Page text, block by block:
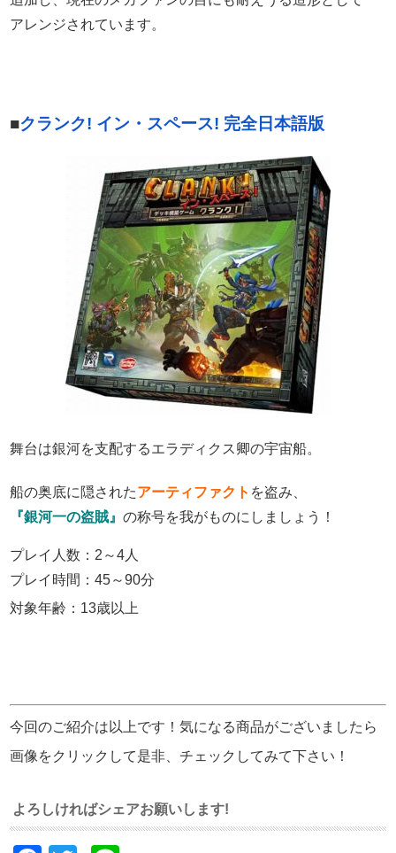
アレンジされています。
■クランク! イン・スペース! 完全日本語版
舞台は銀河を支配するエラディクス卿の宇宙船。
船の奥底に隠されたアーティファクト を盗み、
『銀河一の盗賊』の称号を我がものにしましょう！
プレイ人数：2～4人
プレイ時間：45～90分
対象年齢：13歳以上
今回のご紹介は以上です！気になる商品がございましたら
画像をクリックして是非、チェックしてみて下さい！
よろしければシェアお願いします!